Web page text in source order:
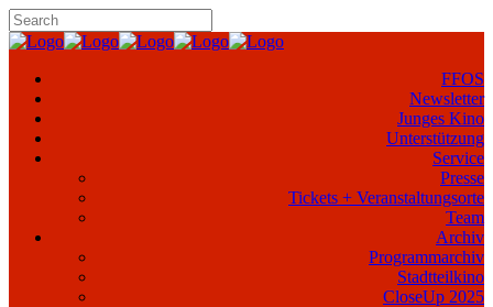
FFOS
Newsletter
Junges Kino
Unterstützung
Service
Presse
Tickets + Veranstaltungsorte
Team
Archiv
Programmarchiv
Stadtteilkino
CloseUp 2025